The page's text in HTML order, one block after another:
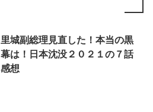
里城副総理見直した！本当の黒
幕は！日本沈没２０２１の７話
感想